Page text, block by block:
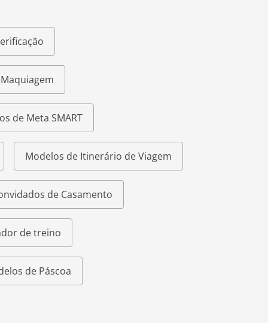
de Meta SMART
Modelos de Itinerário de Viagem
de Casamento
de treino
de Páscoa